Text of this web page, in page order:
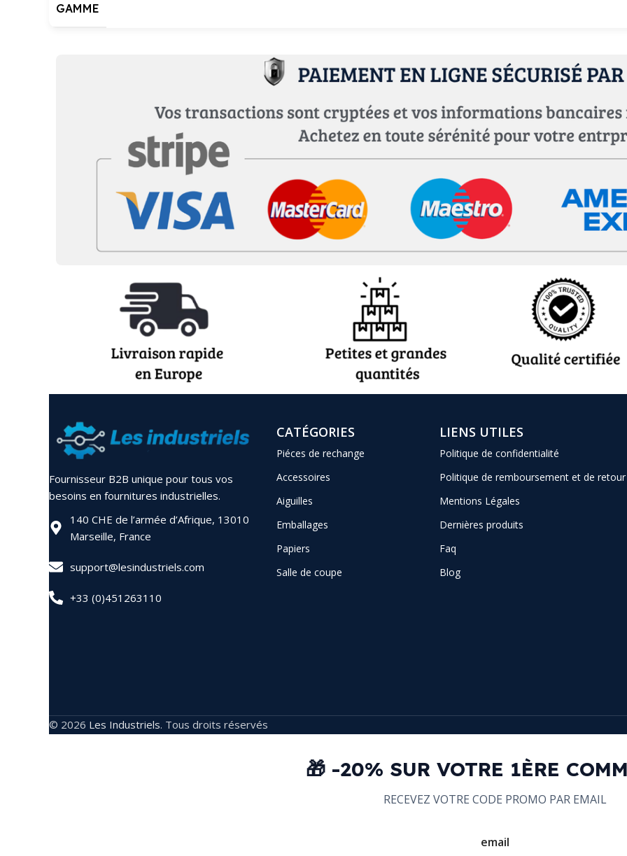
GAMME
Fournisseur B2B unique pour tous vos
besoins en fournitures industrielles.
140 CHE de l’armée d’Afrique, 13010
Marseille, France
support@lesindustriels.com
+33 (0)451263110
CATÉGORIES
Piéces de rechange
Accessoires
Aiguilles
Emballages
Papiers
Salle de coupe
LIENS UTILES
Politique de confidentialité
Politique de remboursement et de retour
Mentions Légales
Dernières produits
Faq
Blog
© 2026 Les Industriels. Tous droits réservés
🎁 -20% SUR VOTRE 1ÈRE
RECEVEZ VOTRE CODE PROMO PAR EMAIL
email